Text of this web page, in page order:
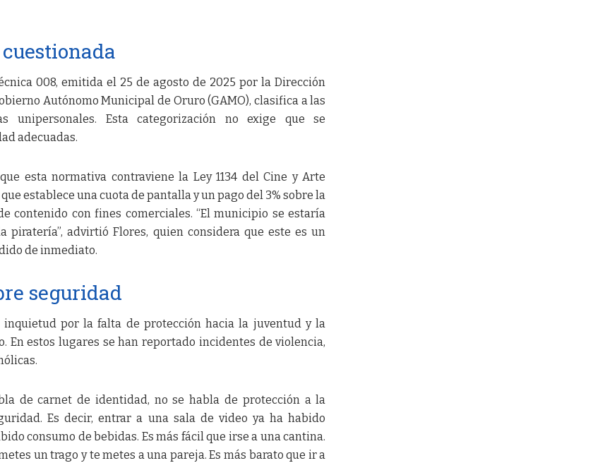
008, emitida el 25 de agosto de 2025 por la Dirección
Autónomo Municipal de Oruro (GAMO), clasifica a las
unipersonales. Esta categorización no exige que se
adecuadas.
esta normativa contraviene la Ley 1134 del Cine y Arte
establece una cuota de pantalla y un pago del 3% sobre la
contenido con fines comerciales. “El municipio se estaría
advirtió Flores, quien considera que este es un
de inmediato.
seguridad
inquietud por la falta de protección hacia la juventud y la
En estos lugares se han reportado incidentes de violencia,
de carnet de identidad, no se habla de protección a la
Es decir, entrar a una sala de video ya ha habido
consumo de bebidas. Es más fácil que irse a una cantina.
un trago y te metes a una pareja. Es más barato que ir a